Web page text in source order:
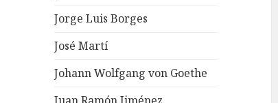
Jorge Luis Borges
José Martí
Johann Wolfgang von Goethe